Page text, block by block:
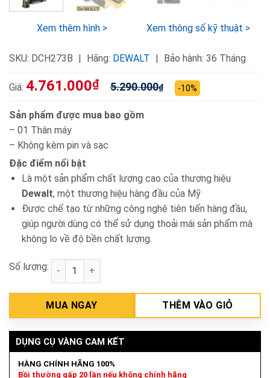
Xem thêm hình > Xem thông số kỹ thuật >
SKU: DCH273B Hãng: DEWALT Bảo hành: 36 Tháng
Giá: 4.761.000₫ 5.290.000₫ -10%
Sản phẩm được mua bao gồm
– 01 Thân máy
– Không kèm pin và sạc
Đặc điểm nổi bật
Là một sản phẩm chất lượng cao của thương hiệu
Dewalt, một thương hiệu hàng đầu của Mỹ
Được chế tạo từ những công nghệ tiên tiến hàng đầu,
giúp người dùng có thể sử dụng thoải mái sản phẩm mà
không lo về độ bền chất lượng.
Số lượng: Thân máy khoan 3 chức năng pin 20V Dewalt
MUA NGAY THÊM VÀO GIỎ
DỤNG CỤ VÀNG CAM KẾT
HÀNG CHÍNH HÃNG 100%
Bồi thường gấp 20 lần nếu không chính hãng